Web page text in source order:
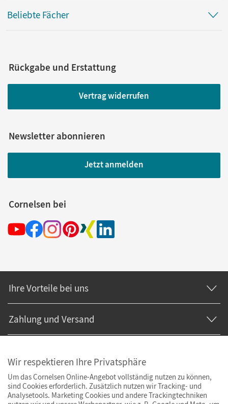
Beliebte Fächer
Rückgabe und Erstattung
Vertrag widerrufen
Newsletter abonnieren
Jetzt anmelden
Cornelsen bei
Ihre Vorteile bei uns
Zahlung und Versand
Wir respektieren Ihre Privatsphäre
Um das Cornelsen Online-Angebot vollständig nutzen zu können,
sind Cookies erforderlich. Zusätzlich nutzen wir Tracking- und
Analysetools. Marketing Cookies und andere Trackingtechniken